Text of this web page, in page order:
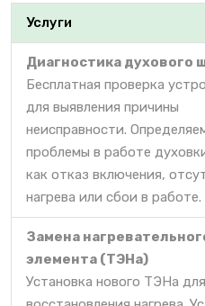
Услуги
Диагностика духового
Бесплатная проверка
для выявления причины
неисправности.
проблемы в работе
как отказ включения,
нагрева или сбои в работе.
Замена
элемента (ТЭНа)
Установка нового ТЭНа для